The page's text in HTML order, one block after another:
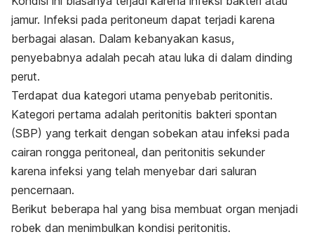
jamur. Infeksi pada peritoneum dapat terjadi karena
berbagai alasan. Dalam kebanyakan kasus,
penyebabnya adalah pecah atau luka di dalam dinding
perut.
Terdapat dua kategori utama penyebab peritonitis.
Kategori pertama adalah peritonitis bakteri spontan
(SBP) yang terkait dengan sobekan atau infeksi pada
cairan rongga peritoneal, dan peritonitis sekunder
karena infeksi yang telah menyebar dari saluran
pencernaan.
Berikut beberapa hal yang bisa membuat organ menjadi
robek dan menimbulkan kondisi peritonitis.